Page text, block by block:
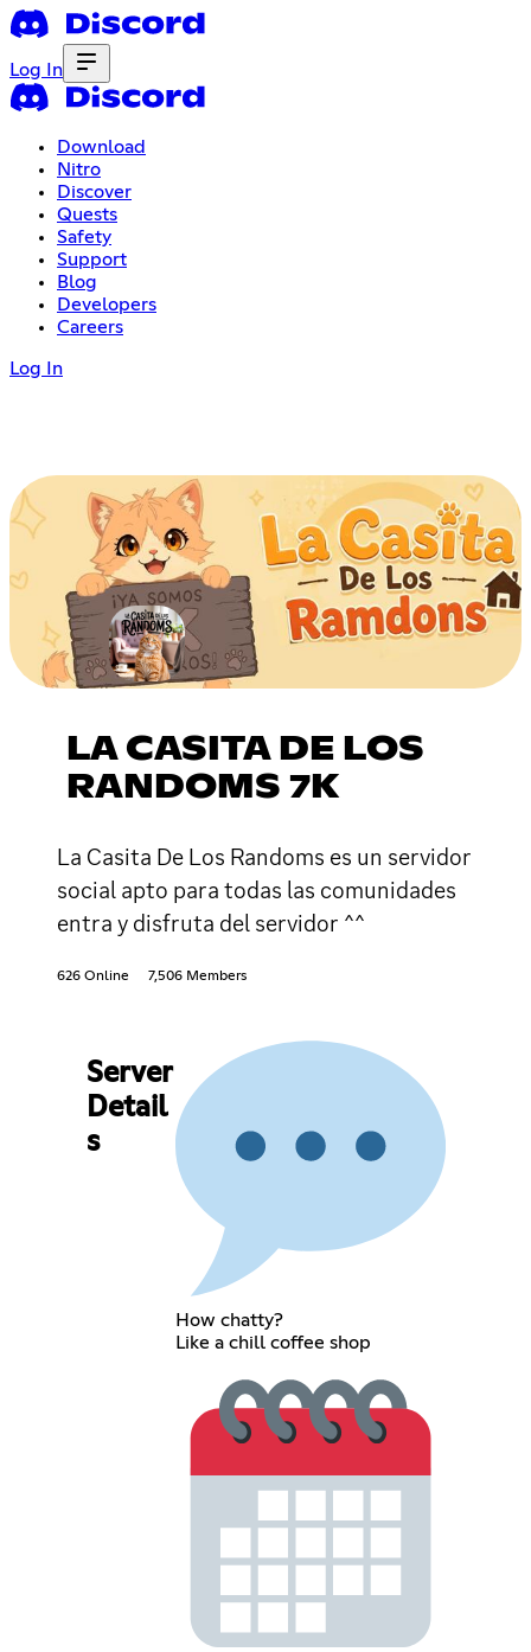
Log In
Download
Nitro
Discover
Quests
Safety
Support
Blog
Developers
Careers
Log In
LA CASITA DE LOS
RANDOMS 7K
La Casita De Los Randoms es un servidor
social apto para todas las comunidades
entra y disfruta del servidor ^^
626 Online 7,506 Members
Server
Detail
s
How chatty?
Like a chill coffee shop